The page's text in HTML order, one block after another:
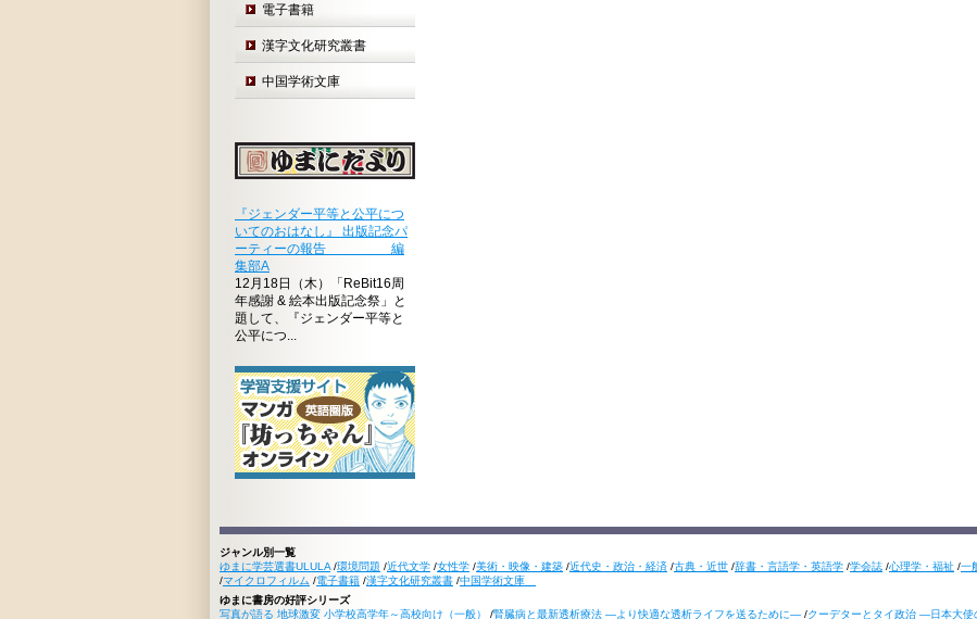
電子書籍
漢字文化研究叢書
中国学術文庫
『ジェンダー平等と公平につ
いてのおはなし』 出版記念パ
ーティーの報告 編
集部A
12月18日（木）「ReBit16周
年感謝 & 絵本出版記念祭」と
題して、『ジェンダー平等と
公平につ...
ジャンル別一覧
ゆまに学芸選書ULULA /環境問題 /近代文学 /女性学 /美術・映像・建築 /近代史・政治・経済 /古典・近世 /辞書・言語学・英語学 /学会誌 /心理学・福祉 /一
/マイクロフィルム /電子書籍 /漢字文化研究叢書 /中国学術文庫
ゆまに書房の好評シリーズ
写真が語る 地球激変 小学校高学年～高校向け（一般）
/腎臓病と最新透析療法 ―より快適な透析ライフを送るために― /クーデターとタイ政治 ―日本大